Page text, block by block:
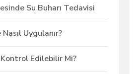
Su Buharı Tedavisi
Uygulanır?
Edilebilir Mi?